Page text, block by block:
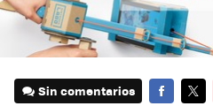
Sin comentarios